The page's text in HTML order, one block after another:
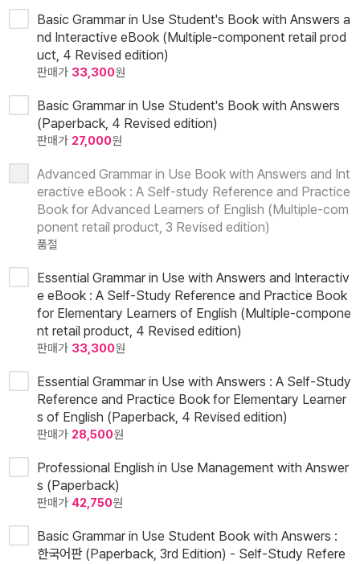
Basic Grammar in Use Student's Book with Answers a
nd Interactive eBook (Multiple-component retail prod
uct, 4 Revised edition)
판매가 33,300원
Basic Grammar in Use Student's Book with Answers
(Paperback, 4 Revised edition)
판매가 27,000원
Advanced Grammar in Use Book with Answers and Int
eractive eBook : A Self-study Reference and Practice
Book for Advanced Learners of English (Multiple-com
ponent retail product, 3 Revised edition)
품절
Essential Grammar in Use with Answers and Interactiv
e eBook : A Self-Study Reference and Practice Book
for Elementary Learners of English (Multiple-compone
nt retail product, 4 Revised edition)
판매가 33,300원
Essential Grammar in Use with Answers : A Self-Study
Reference and Practice Book for Elementary Learner
s of English (Paperback, 4 Revised edition)
판매가 28,500원
Professional English in Use Management with Answer
s (Paperback)
판매가 42,750원
Basic Grammar in Use Student Book with Answers :
한국어판 (Paperback, 3rd Edition) - Self-Study Refere